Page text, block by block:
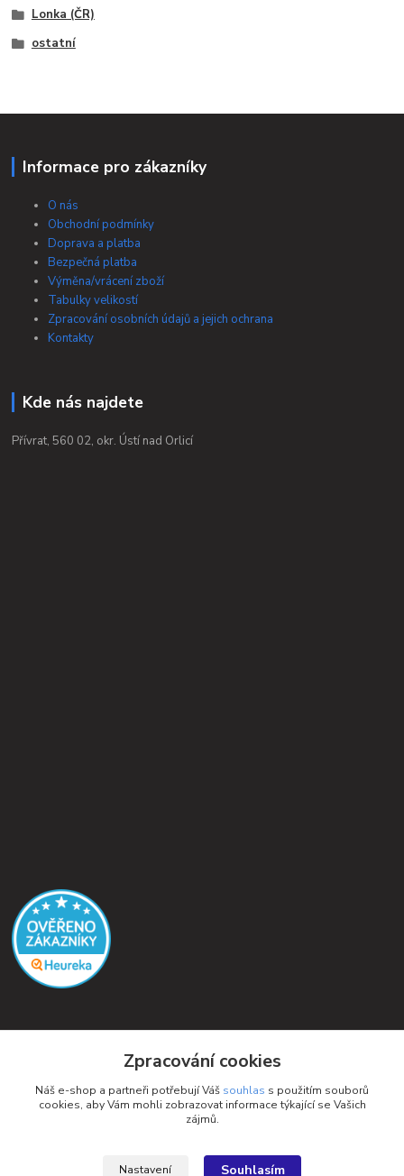
Lonka (ČR)
ostatní
Informace pro zákazníky
O nás
Obchodní podmínky
Doprava a platba
Bezpečná platba
Výměna/vrácení zboží
Tabulky velikostí
Zpracování osobních údajů a jejich ochrana
Kontakty
Kde nás najdete
Přívrat, 560 02, okr. Ústí nad Orlicí
+420 732 552 122
Zpracování cookies
Náš e-shop a partneři potřebují Váš souhlas s použitím souborů
cookies, aby Vám mohli zobrazovat informace týkající se Vašich
zájmů.
Nastavení Souhlasím